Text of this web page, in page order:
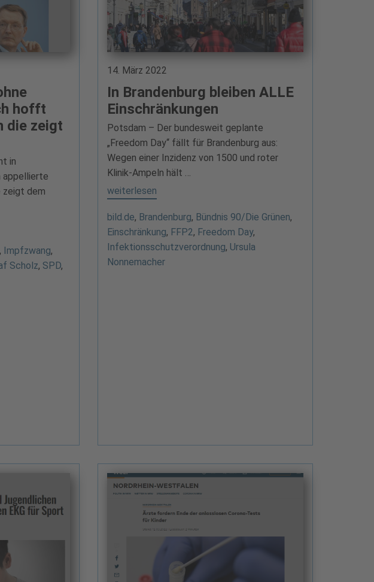
hofft
die zeigt
in
appellierte
zeigt dem
, Impfzwang,
Scholz, SPD,
14. März 2022
In Brandenburg bleiben ALLE
Einschränkungen
Potsdam – Der bundesweit geplante
„Freedom Day“ fällt für Brandenburg aus:
Wegen einer Inzidenz von 1500 und roter
Klinik-Ampeln hält …
weiterlesen
bild.de, Brandenburg, Bündnis 90/Die Grünen,
Einschränkung, FFP2, Freedom Day,
Infektionsschutzverordnung, Ursula
Nonnemacher